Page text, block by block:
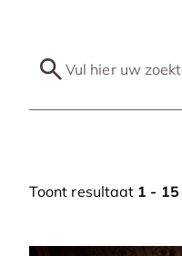
Toont resultaat 1 - 15